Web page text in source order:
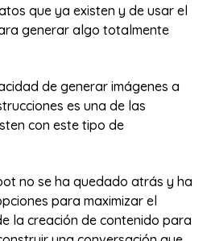
que ya existen y de usar el
generar algo totalmente
de generar imágenes a
es una de las
con este tipo de
no se ha quedado atrás y ha
para maximizar el
la creación de contenido para